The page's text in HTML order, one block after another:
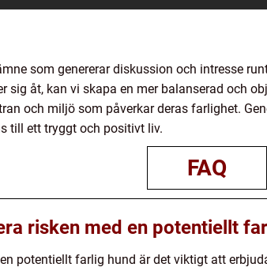
som genererar diskussion och intresse
sig åt, kan vi skapa en mer balanserad och
och miljö som påverkar deras farlighet.
till ett tryggt och positivt liv.
FAQ
risken med en potentiellt
potentiellt farlig hund är det viktigt att